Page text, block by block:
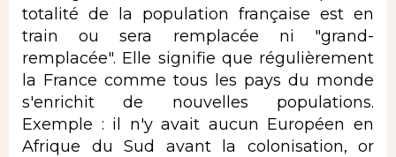
totalité de la population française est en
train ou sera remplacée ni "grand-
remplacée". Elle signifie que régulièrement
la France comme tous les pays du monde
s'enrichit de nouvelles populations.
Exemple : il n'y avait aucun Européen en
Afrique du Sud avant la colonisation, or